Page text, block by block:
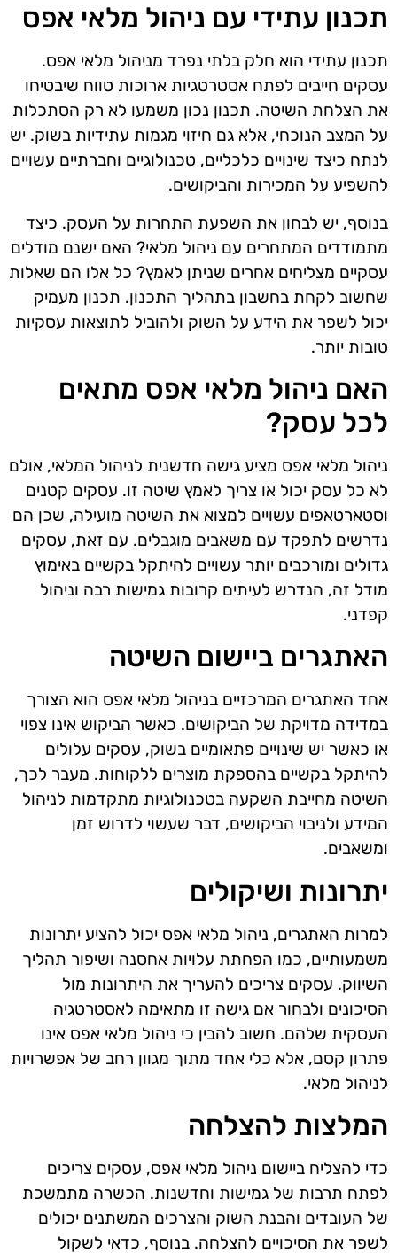
תכנון עתידי עם ניהול מלאי אפס
תכנון עתידי הוא חלק בלתי נפרד מניהול מלאי אפס.
עסקים חייבים לפתח אסטרטגיות ארוכות טווח שיבטיחו
את הצלחת השיטה. תכנון נכון משמעו לא רק הסתכלות
על המצב הנוכחי, אלא גם חיזוי מגמות עתידיות בשוק. יש
לנתח כיצד שינויים כלכליים, טכנולוגיים וחברתיים עשויים
להשפיע על המכירות והביקושים.
בנוסף, יש לבחון את השפעת התחרות על העסק. כיצד
מתמודדים המתחרים עם ניהול מלאי? האם ישנם מודלים
עסקיים מצליחים אחרים שניתן לאמץ? כל אלו הם שאלות
שחשוב לקחת בחשבון בתהליך התכנון. תכנון מעמיק
יכול לשפר את הידע על השוק ולהוביל לתוצאות עסקיות
טובות יותר.
האם ניהול מלאי אפס מתאים
לכל עסק?
ניהול מלאי אפס מציע גישה חדשנית לניהול המלאי, אולם
לא כל עסק יכול או צריך לאמץ שיטה זו. עסקים קטנים
וסטארטאפים עשויים למצוא את השיטה מועילה, שכן הם
נדרשים לתפקד עם משאבים מוגבלים. עם זאת, עסקים
גדולים ומורכבים יותר עשויים להיתקל בקשיים באימוץ
מודל זה, הנדרש לעיתים קרובות גמישות רבה וניהול
קפדני.
האתגרים ביישום השיטה
אחד האתגרים המרכזיים בניהול מלאי אפס הוא הצורך
במדידה מדויקת של הביקושים. כאשר הביקוש אינו צפוי
או כאשר יש שינויים פתאומיים בשוק, עסקים עלולים
להיתקל בקשיים בהספקת מוצרים ללקוחות. מעבר לכך,
השיטה מחייבת השקעה בטכנולוגיות מתקדמות לניהול
המידע ולניבוי הביקושים, דבר שעשוי לדרוש זמן
ומשאבים.
יתרונות ושיקולים
למרות האתגרים, ניהול מלאי אפס יכול להציע יתרונות
משמעותיים, כמו הפחתת עלויות אחסנה ושיפור תהליך
השיווק. עסקים צריכים להעריך את היתרונות מול
הסיכונים ולבחור אם גישה זו מתאימה לאסטרטגיה
העסקית שלהם. חשוב להבין כי ניהול מלאי אפס אינו
פתרון קסם, אלא כלי אחד מתוך מגוון רחב של אפשרויות
לניהול מלאי.
המלצות להצלחה
כדי להצליח ביישום ניהול מלאי אפס, עסקים צריכים
לפתח תרבות של גמישות וחדשנות. הכשרה מתמשכת
של העובדים והבנת השוק והצרכים המשתנים יכולים
לשפר את הסיכויים להצלחה. בנוסף, כדאי לשקול